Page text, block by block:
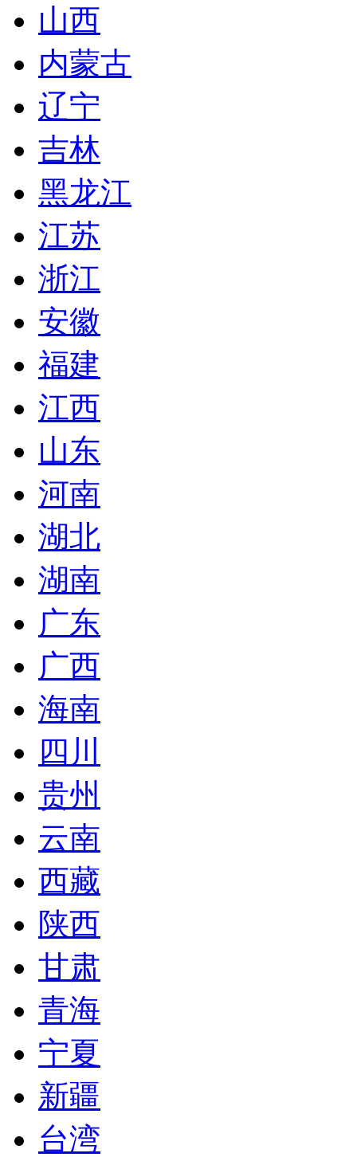
山西
内蒙古
辽宁
吉林
黑龙江
江苏
浙江
安徽
福建
江西
山东
河南
湖北
湖南
广东
广西
海南
四川
贵州
云南
西藏
陕西
甘肃
青海
宁夏
新疆
台湾